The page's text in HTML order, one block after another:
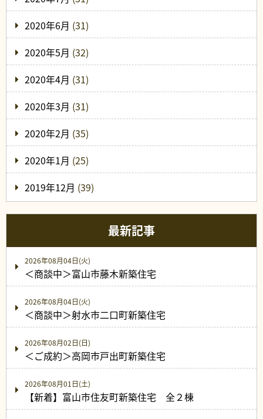
2020年6月 (31)
2020年5月 (32)
2020年4月 (31)
2020年3月 (31)
2020年2月 (35)
2020年1月 (25)
2019年12月 (39)
最新記事
2026年08月04日(火)
＜商談中＞富山市藤木新築住宅
2026年08月04日(火)
＜商談中＞射水市二口町新築住宅
2026年08月02日(日)
＜ご成約＞高岡市戸出町新築住宅
2026年08月01日(土)
【新着】富山市住友町新築住宅 全２棟